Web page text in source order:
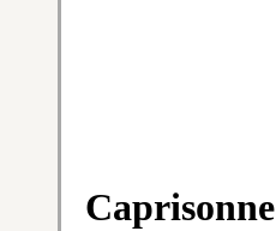
Caprisonne